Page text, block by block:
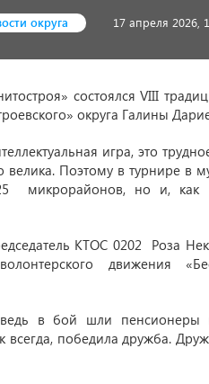
округа 17 апреля 2026,
состоялся VIII
округа Галины
игра, это
велика. Поэтому в турнире в
микрорайонов, но и, как
КТОС 0202 Роза
волонтерского движения
в бой шли пенсионеры
всегда, победила дружба.